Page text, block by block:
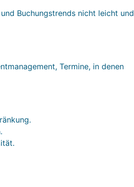
Buchungstrends nicht leicht und
Termine, in denen